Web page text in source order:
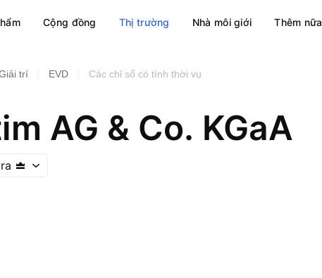
Cộng đồng Thị trường Nhà môi giới Thêm nữa
trí EVD Các chỉ số có tính thời vụ
AG & Co. KGaA